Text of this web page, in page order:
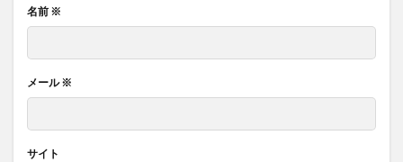
名前 ※
メール※
サイト